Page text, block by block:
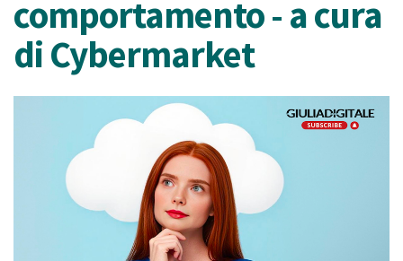
comportamento - a cura
di Cybermarket